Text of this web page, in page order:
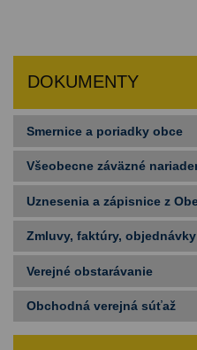
DOKUMENTY
Smernice a poriadky obce
Všeobecne záväzné
Uznesenia a zápisnice z
Zmluvy, faktúry, objednávky
Verejné obstarávanie
Obchodná verejná súťaž